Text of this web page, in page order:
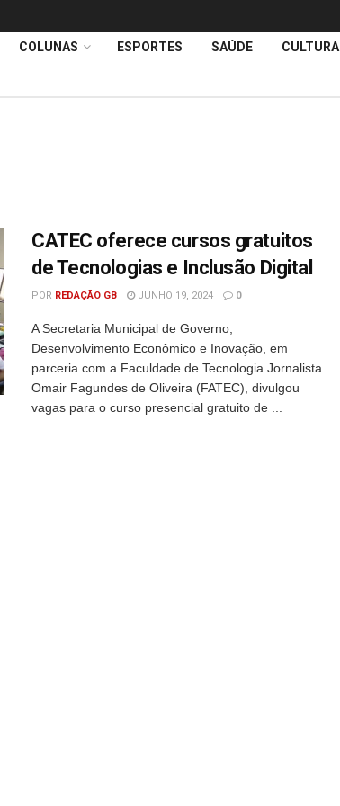
COLUNAS ESPORTES SAÚDE CULTURA
CATEC oferece cursos gratuitos
de Tecnologias e Inclusão Digital
POR REDAÇÃO GB JUNHO 19, 2024 0
A Secretaria Municipal de Governo,
Desenvolvimento Econômico e Inovação, em
parceria com a Faculdade de Tecnologia Jornalista
Omair Fagundes de Oliveira (FATEC), divulgou
vagas para o curso presencial gratuito de ...